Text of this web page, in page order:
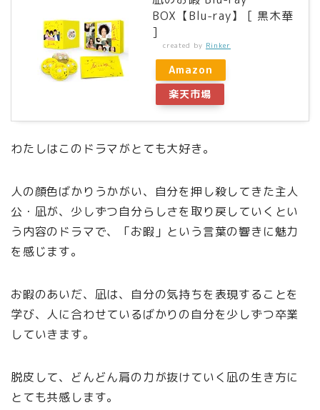
BOX【Blu-ray】 [ 黒木華
]
created by Rinker
Amazon
楽天市場
わたしはこのドラマがとても大好き。
人の顔色ばかりうかがい、自分を押し殺してきた主人
公・凪が、少しずつ自分らしさを取り戻していくとい
う内容のドラマで、「お暇」という言葉の響きに魅力
を感じます。
お暇のあいだ、凪は、自分の気持ちを表現することを
学び、人に合わせているばかりの自分を少しずつ卒業
していきます。
脱皮して、どんどん肩の力が抜けていく凪の生き方に
とても共感します。